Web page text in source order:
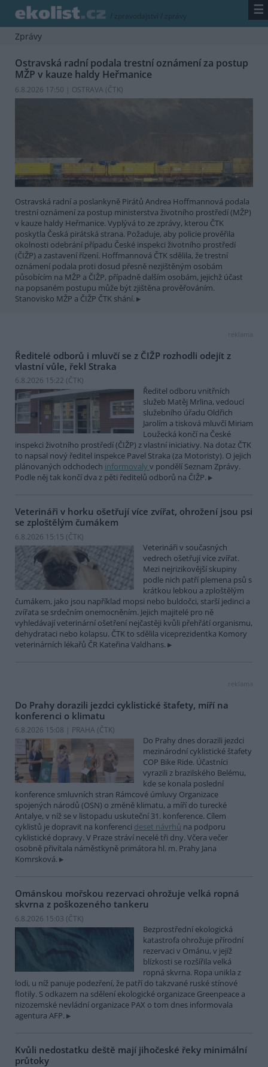
/ zpravodajství / zprávy ☰
Zprávy
Ostravská radní podala trestní oznámení za postup
MŽP v kauze haldy Heřmanice
6.8.2026 17:50 | OSTRAVA (ČTK)
Ostravská radní a poslankyně Pirátů Andrea Hoffmannová podala
trestní oznámení za postup ministerstva životního prostředí (MŽP)
v kauze haldy Heřmanice. Vyplývá to ze zprávy, kterou ČTK
poskytla Česká pirátská strana. Požaduje, aby policie prověřila
okolnosti odebrání případu České inspekci životního prostředí
(ČIŽP) a zastavení řízení. Hoffmannová ČTK sdělila, že trestní
oznámení podala proti dosud přesně nezjištěným osobám
působícím na MŽP a ČIŽP, případně dalším osobám, jejichž účast
na popsaném postupu může být zjištěna prověřováním.
Stanovisko MŽP a ČIŽP ČTK shání.
reklama
Ředitelé odborů i mluvčí se z ČIŽP rozhodli odejít z
vlastní vůle, řekl Straka
6.8.2026 15:22 (ČTK)
Ředitel odboru vnitřních
služeb Matěj Mrlina, vedoucí
služebního úřadu Oldřich
Jarolím a tisková mluvčí Miriam
Loužecká končí na České
inspekci životního prostředí (ČIŽP) z vlastní iniciativy. Na dotaz ČTK
to napsal nový ředitel inspekce Pavel Straka (za Motoristy). O jejich
plánovaných odchodech informovaly v pondělí Seznam Zprávy.
Podle něj tak končí dva z pěti ředitelů odborů na ČIŽP.
Veterináři v horku ošetřují více zvířat, ohrožení jsou psi
se zploštělým čumákem
6.8.2026 15:15 (ČTK)
Veterináři v současných
vedrech ošetřují více zvířat.
Mezi nejrizikovější skupiny
podle nich patří plemena psů s
krátkou lebkou a zploštělým
čumákem, jako jsou například mopsi nebo buldočci, starší jedinci a
zvířata se srdečním onemocněním. Jejich majitelé pro ně
vyhledávají veterinární ošetření nejčastěji kvůli přehřátí organismu,
dehydrataci nebo kolapsu. ČTK to sdělila viceprezidentka Komory
veterinárních lékařů ČR Kateřina Valdhans.
reklama
Do Prahy dorazili jezdci cyklistické štafety, míří na
konferenci o klimatu
6.8.2026 15:08 | PRAHA (ČTK)
Do Prahy dnes dorazili jezdci
mezinárodní cyklistické štafety
COP Bike Ride. Účastníci
vyrazili z brazilského Belému,
kde se konala poslední
konference smluvních stran Rámcové úmluvy Organizace
spojených národů (OSN) o změně klimatu, a míří do turecké
Antalye, v níž se v listopadu uskuteční 31. konference. Cílem
cyklistů je dopravit na konferenci deset návrhů na podporu
cyklistické dopravy. V Praze stráví necelé tři dny. Včera večer
osobně přivítala náměstkyně primátora hl. m. Prahy Jana
Komrsková.
Ománskou mořskou rezervaci ohrožuje velká ropná
skvrna z poškozeného tankeru
6.8.2026 15:03 (ČTK)
Bezprostřední ekologická
katastrofa ohrožuje přírodní
rezervaci v Ománu, v jejíž
blízkosti se rozšířila velká
ropná skvrna. Ropa unikla z
lodi, u níž panuje podezření, že patří do takzvané ruské stínové
flotily. S odkazem na sdělení ekologické organizace Greenpeace a
nizozemské nevládní organizace PAX o tom dnes informovala
agentura AFP.
Kvůli nedostatku deště mají jihočeské řeky minimální
průtoky